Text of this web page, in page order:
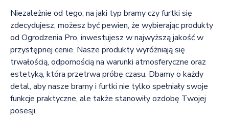
Niezależnie od tego, na jaki typ bramy czy furtki się
zdecydujesz, możesz być pewien, że wybierając produkty
od Ogrodzenia Pro, inwestujesz w najwyższą jakość w
przystępnej cenie. Nasze produkty wyróżniają się
trwałością, odpornością na warunki atmosferyczne oraz
estetyką, która przetrwa próbę czasu. Dbamy o każdy
detal, aby nasze bramy i furtki nie tylko spełniały swoje
funkcje praktyczne, ale także stanowiły ozdobę Twojej
posesji.